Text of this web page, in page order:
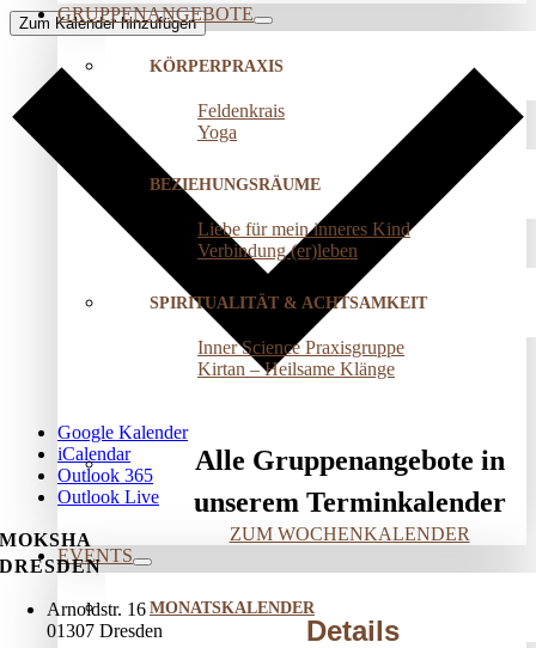
GRUPPENANGEBOTE
KÖRPERPRAXIS
Feldenkrais
Yoga
BEZIEHUNGSRÄUME
Liebe für mein inneres Kind
Verbindung (er)leben
SPIRITUALITÄT & ACHTSAMKEIT
Inner Science Praxisgruppe
Kirtan – Heilsame Klänge
Alle Gruppenangebote in
unserem Terminkalender
ZUM WOCHENKALENDER
EVENTS
MONATSKALENDER
Zum Kalender hinzufügen
Google Kalender
iCalendar
Outlook 365
Outlook Live
Details
MOKSHA
DRESDEN
Arnoldstr. 16
01307 Dresden